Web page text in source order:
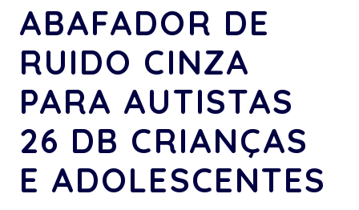
ABAFADOR DE
RUIDO CINZA
PARA AUTISTAS
26 DB CRIANÇAS
E ADOLESCENTES